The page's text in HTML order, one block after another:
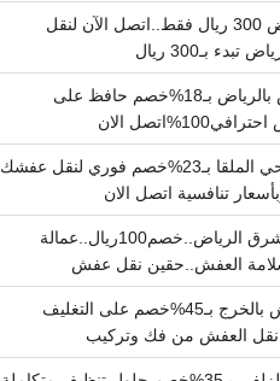
نقل اثاث بالرياض 300 ريال فقط..اتصل الآن لنقل
بـ300 ريال
ونيت نقل عفش بالرياض بـ18%خصم حافظ على
الان
دينا نقل عفش حي الملقا بـ23%خصم فوري لنقل عفشك
تنافسية اتصل الان
دينا نقل عفش شرق الرياض..خصم100ريال..عمالة
العفش..حقين نقل عفش
شركة نقل عفش بالخرج بـ45%خصم على التغليف
نقل العفش من فك وتركيب